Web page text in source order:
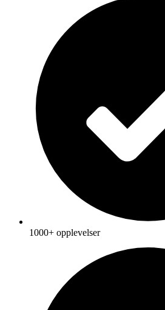
1000+ opplevelser